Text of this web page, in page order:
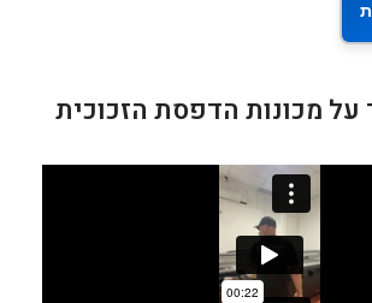
על מכונות הדפסת הזכוכית